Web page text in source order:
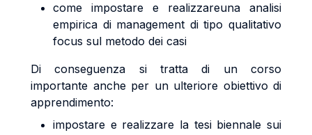
come impostare e realizzareuna analisi
empirica di management di tipo qualitativo
focus sul metodo dei casi
Di conseguenza si tratta di un corso
importante anche per un ulteriore obiettivo di
apprendimento:
impostare e realizzare la tesi biennale sui